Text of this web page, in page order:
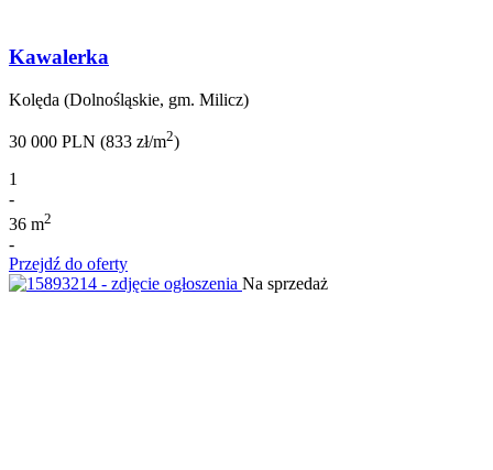
Kawalerka
Kolęda (Dolnośląskie, gm. Milicz)
30 000 PLN (833 zł/m2)
1
-
36 m2
-
Przejdź do oferty
Na sprzedaż